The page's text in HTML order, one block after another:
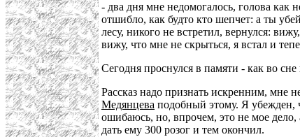
- два дня мне недомогалось, голова как
отшибло, как будто кто шепчет: а ты
лесу, никого не встретил, вернулся:
вижу, что мне не скрыться, я встал и
Сегодня проснулся в памяти - как во
Рассказ надо признать искренним, мне
Медянцева подобный этому. Я убежден,
ошибаюсь, но, впрочем, это не мое дело,
дать ему 300 розог и тем окончил.